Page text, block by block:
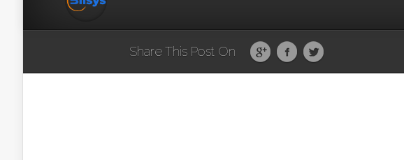
Share This Post On